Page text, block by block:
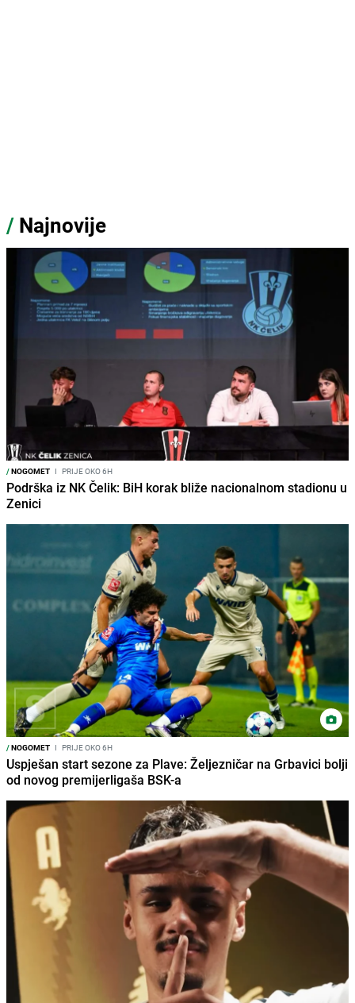
/ Najnovije
/NOGOMET I PRIJE OKO 6H
Podrška iz NK Čelik: BiH korak bliže nacionalnom stadionu u
Zenici
/NOGOMET I PRIJE OKO 6H
Uspješan start sezone za Plave: Željezničar na Grbavici bolji
od novog premijerligaša BSK-a